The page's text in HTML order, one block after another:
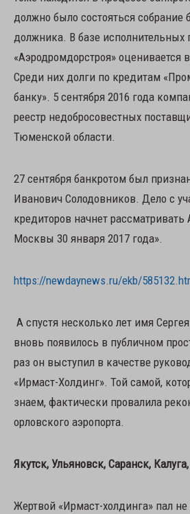
должно было состояться собрание
должника. В базе исполнительных
«Аэродромдорстроя» оценивается
Среди них долги по кредитам
банку». 5 сентября 2016 года
реестр недобросовестных
Тюменской области.
27 сентября банкротом был
Иванович Солодовников. Дело с
кредиторов начнет
Москвы 30 января 2017 года».
https://newdaynews.ru/ekb/
А спустя несколько лет имя
вновь появилось в публичном
раз он выступил в качестве
«Ирмаст-Холдинг». Той самой,
знаем, фактически провалила
орловского аэропорта.
Якутск, Ульяновск, Саранск,
Жертвой «Ирмаст-холдинга» пал